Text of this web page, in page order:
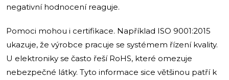
negativní hodnocení reaguje.
Pomoci mohou i certifikace. Například ISO 9001:2015
ukazuje, že výrobce pracuje se systémem řízení kvality.
U elektroniky se často řeší RoHS, které omezuje
nebezpečné látky. Tyto informace sice většinou patří k